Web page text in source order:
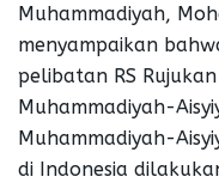
Muhammadiyah,
menyampaikan
pelibatan RS
Muhammadiyah-
Muhammadiyah-
di Indonesia